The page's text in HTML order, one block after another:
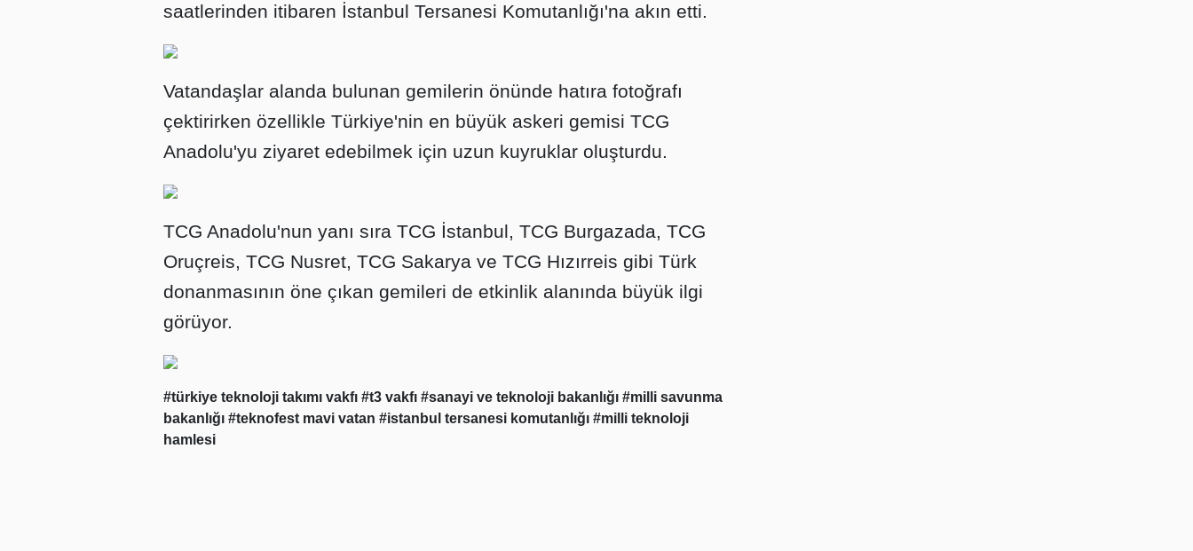
saatlerinden itibaren İstanbul Tersanesi Komutanlığı'na akın etti.
Vatandaşlar alanda bulunan gemilerin önünde hatıra fotoğrafı
çektirirken özellikle Türkiye'nin en büyük askeri gemisi TCG
Anadolu'yu ziyaret edebilmek için uzun kuyruklar oluşturdu.
TCG Anadolu'nun yanı sıra TCG İstanbul, TCG Burgazada, TCG
Oruçreis, TCG Nusret, TCG Sakarya ve TCG Hızırreis gibi Türk
donanmasının öne çıkan gemileri de etkinlik alanında büyük ilgi
görüyor.
#türkiye teknoloji takımı vakfı #t3 vakfı #sanayi ve teknoloji bakanlığı #milli savunma
bakanlığı #teknofest mavi vatan #istanbul tersanesi komutanlığı #milli teknoloji
hamlesi